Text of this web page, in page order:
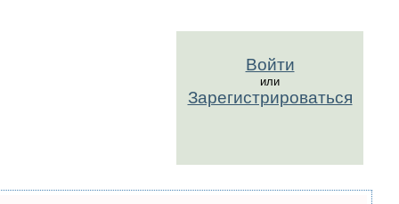
Войти
или
Зарегистрироваться